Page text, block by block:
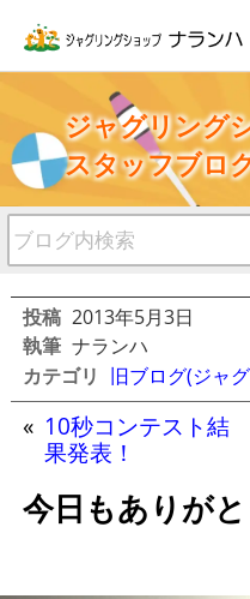
ジャグリング
スタッフブロ
投稿 2013年5月3日
執筆 ナランハ
カテゴリ 旧ブログ(ジャ
« 10秒コンテスト結
果発表！
今日もありが